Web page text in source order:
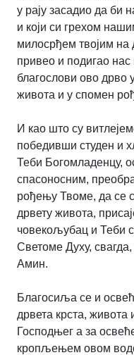
у рају засадио да би
и који си грехом
милосрђем твојим на
привео и подигао
благослови ово дрво
живота и у спомен
И као што су
победивши студен и
Теби Богомладенцу,
спасоносним,
рођењу Твоме, да се
дрвету живота,
човекољубац и Теби
Светоме Духу,
Амин.
Благосиља се и
дрвета крста,
Господњег а за
кропљењем овом